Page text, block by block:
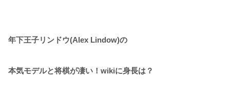
年下王子リンドウ(Alex Lindow)の
本気モデルと将棋が凄い！wikiに身長は？